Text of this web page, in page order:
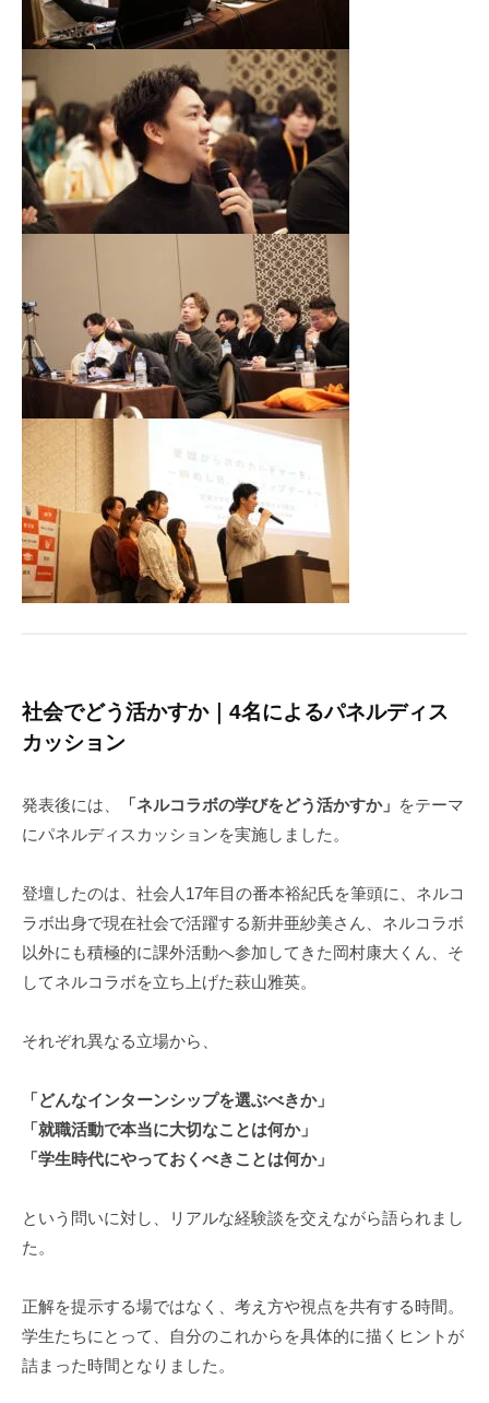
社会でどう活かすか｜4名によるパネルディス
カッション
発表後には、 「ネルコラボの学びをどう活かすか」 をテーマ
にパネルディスカッションを実施しました。
登壇したのは、社会人17年目の番本裕紀氏を筆頭に、ネルコ
ラボ出身で現在社会で活躍する新井亜紗美さん、ネルコラボ
以外にも積極的に課外活動へ参加してきた岡村康大くん、そ
してネルコラボを立ち上げた萩山雅英。
それぞれ異なる立場から、
「どんなインターンシップを選ぶべきか」
「就職活動で本当に大切なことは何か」
「学生時代にやっておくべきことは何か」
という問いに対し、リアルな経験談を交えながら語られまし
た。
正解を提示する場ではなく、考え方や視点を共有する時間。
学生たちにとって、自分のこれからを具体的に描くヒントが
詰まった時間となりました。